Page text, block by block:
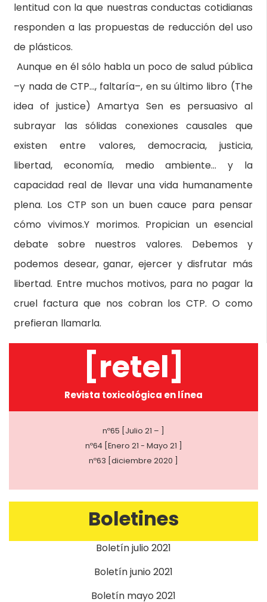
lentitud con la que nuestras conductas cotidianas
responden a las propuestas de reducción del uso
de plásticos.
Aunque en él sólo habla un poco de salud pública
–y nada de CTP…, faltaría–, en su último libro (The
idea of justice) Amartya Sen es persuasivo al
subrayar las sólidas conexiones causales que
existen entre valores, democracia, justicia,
libertad, economía, medio ambiente… y la
capacidad real de llevar una vida humanamente
plena. Los CTP son un buen cauce para pensar
cómo vivimos.Y morimos. Propician un esencial
debate sobre nuestros valores. Debemos y
podemos desear, ganar, ejercer y disfrutar más
libertad. Entre muchos motivos, para no pagar la
cruel factura que nos cobran los CTP. O como
prefieran llamarla.
[retel]
Revista toxicológica en línea
nº65 [Julio 21 – ]
nº64 [Enero 21 - Mayo 21 ]
nº63 [diciembre 2020 ]
Boletines
Boletín julio 2021
Boletín junio 2021
Boletín mayo 2021